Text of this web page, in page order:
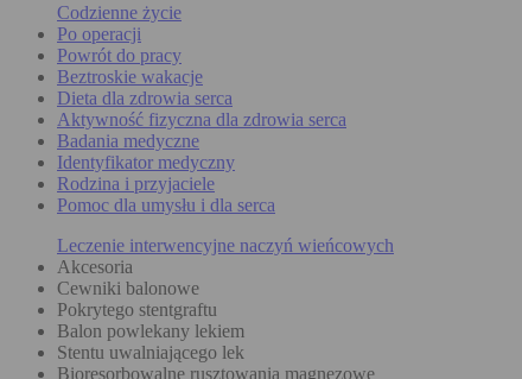
Codzienne życie
Po operacji
Powrót do pracy
Beztroskie wakacje
Dieta dla zdrowia serca
Aktywność fizyczna dla zdrowia serca
Badania medyczne
Identyfikator medyczny
Rodzina i przyjaciele
Pomoc dla umysłu i dla serca
Leczenie interwencyjne naczyń wieńcowych
Akcesoria
Cewniki balonowe
Pokrytego stentgraftu
Balon powlekany lekiem
Stentu uwalniającego lek
Bioresorbowalne rusztowania magnezowe